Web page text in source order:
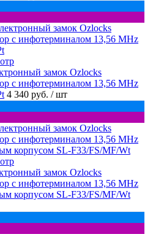
замок Ozlocks
с инфотерминалом 13,56 MHz
4 340 руб. / шт
замок Ozlocks
с инфотерминалом 13,56 MHz
корпусом SL-F33/FS/MF/Wt